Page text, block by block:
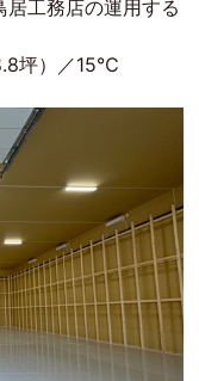
工務店の運用する
坪）／15℃